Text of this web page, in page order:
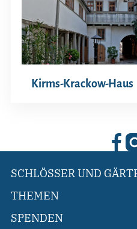
Kirms-Krackow-Haus
SCHLÖSSER UND
THEMEN
SPENDEN